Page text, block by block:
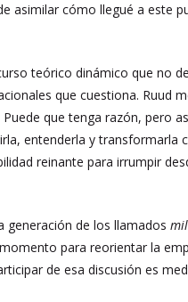
asimilar cómo llegué a este
teórico dinámico que no
que cuestiona. Ruud
que tenga razón, pero
entenderla y transformarla
reinante para irrumpir
generación de los llamados
para reorientar la
de esa discusión es